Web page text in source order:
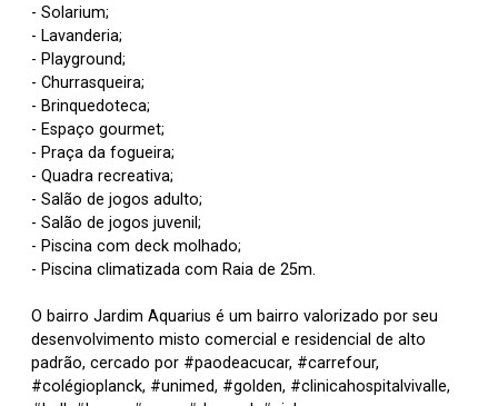
- Solarium;
- Lavanderia;
- Playground;
- Churrasqueira;
- Brinquedoteca;
- Espaço gourmet;
- Praça da fogueira;
- Quadra recreativa;
- Salão de jogos adulto;
- Salão de jogos juvenil;
- Piscina com deck molhado;
- Piscina climatizada com Raia de 25m.
O bairro Jardim Aquarius é um bairro valorizado por seu
desenvolvimento misto comercial e residencial de alto
padrão, cercado por #paodeacucar, #carrefour,
#colégioplanck, #unimed, #golden, #clinicahospitalvivalle,